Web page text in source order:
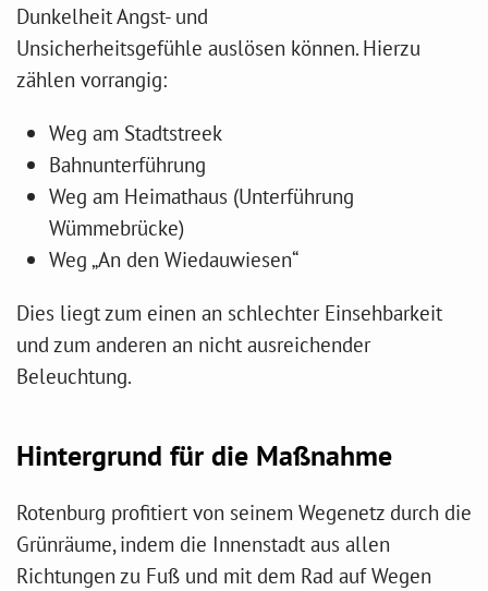
Dunkelheit Angst- und
Unsicherheitsgefühle auslösen können. Hierzu
zählen vorrangig:
Weg am Stadtstreek
Bahnunterführung
Weg am Heimathaus (Unterführung
Wümmebrücke)
Weg „An den Wiedauwiesen“
Dies liegt zum einen an schlechter Einsehbarkeit
und zum anderen an nicht ausreichender
Beleuchtung.
Hintergrund für die Maßnahme
Rotenburg profitiert von seinem Wegenetz durch die
Grünräume, indem die Innenstadt aus allen
Richtungen zu Fuß und mit dem Rad auf Wegen